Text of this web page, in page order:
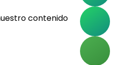
contenido